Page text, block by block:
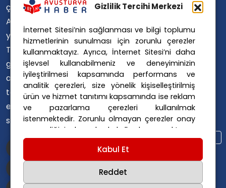
Gizlilik Tercihi Merkezi
İnternet Sitesi’nin sağlanması ve bilgi toplumu
hizmetlerinin sunulması için zorunlu çerezler
kullanmaktayız. Ayrıca, İnternet Sitesi’ni daha
işlevsel kullanabilmeniz ve deneyiminizin
iyileştirilmesi kapsamında performans ve
analitik çerezleri, size yönelik kişiselleştirilmiş
ürün ve hizmet tanıtımı kapsamında ise reklam
ve pazarlama çerezleri kullanılmak
istenmektedir. Zorunlu olmayan çerezler onay
vermediğiniz durumlarda kullanılmayacaktır.
Ayarlarınız 365 gün saklanır.
veGizlilik Politikasıiçin linklere tıklayınız.
Kabul Et
Reddet
çevirerek,
Avusturya'da
yaşayan
Türklerin ülke
gündemini
ana dillerinde
takip
etmelerini
sağlıyoruz.
Avusturya Polisi
Avusturya Polis Soruşturması
Avusturya Sağlık Sistemi
Avusturya Siyaseti
Avusturya Suç Haberleri
Avusturya Trafik Haberleri
Donald Trump
FPÖ
Graz Okul Saldırısı
Internet Dolandırıcılığı
Itfaiye Müdahalesi
Viyana Polisi
Viyana Suç Haberleri